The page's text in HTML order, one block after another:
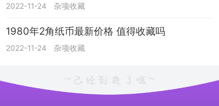
2022-11-24 杂项收藏
1980年2角纸币最新价格 值得收藏吗
2022-11-24 杂项收藏